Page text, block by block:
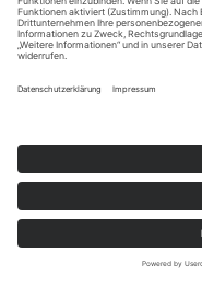
Publikationen